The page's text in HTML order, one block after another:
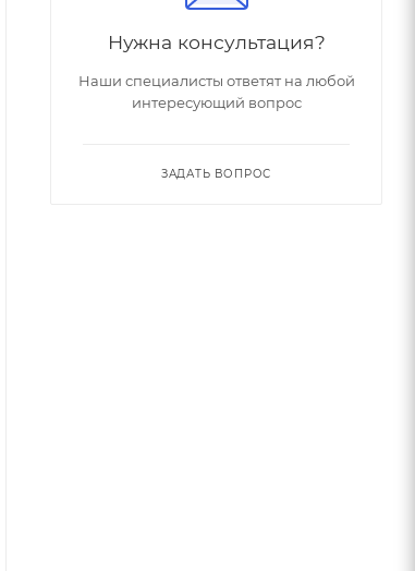
Нужна консультация?
Наши специалисты ответят на любой
интересующий вопрос
ЗАДАТЬ ВОПРОС